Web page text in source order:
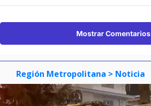
Mostrar Comentarios
Región Metropolitana > Noticia